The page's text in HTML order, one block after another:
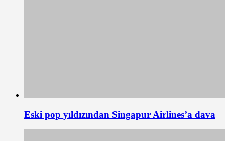
Eski pop yıldızından Singapur Airlines’a dava